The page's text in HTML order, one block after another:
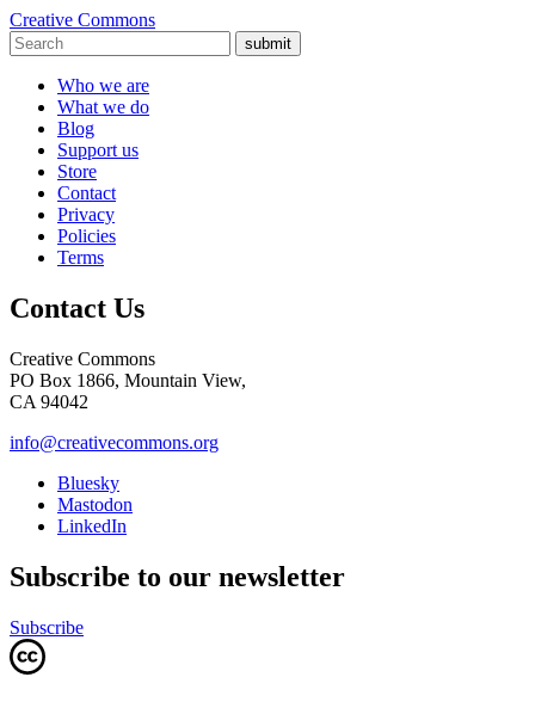
Creative Commons
submit
Who we are
What we do
Blog
Support us
Store
Contact
Privacy
Policies
Terms
Contact Us
Creative Commons
PO Box 1866, Mountain View,
CA 94042
info@creativecommons.org
Bluesky
Mastodon
LinkedIn
Subscribe to our newsletter
Subscribe